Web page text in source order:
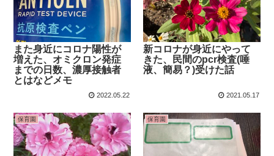
また身近にコロナ陽性が
増えた、オミクロン発症
までの日数、濃厚接触者
とはなどメモ
2022.05.22
新コロナが身近にやって
きた、民間のpcr検査(唾
液、簡易？)受けた話
2021.05.17
保育園 保育園